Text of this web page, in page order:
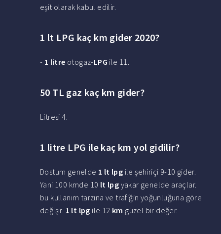
eşit olarak kabul edilir.
1 lt LPG kaç km gider 2020?
- 1 litre otogaz-LPG ile 11.
50 TL gaz kaç km gider?
Litresi 4.
1 litre LPG ile kaç km yol gidilir?
Dostum genelde 1 lt lpg ile şehiriçi 9-10 gider.
Yani 100 kmde 10 lt lpg yakar genelde araçlar.
bu kullanım tarzına ve trafiğin yoğunluğuna göre
değişir. 1 lt lpg ile 12 km güzel bir değer.